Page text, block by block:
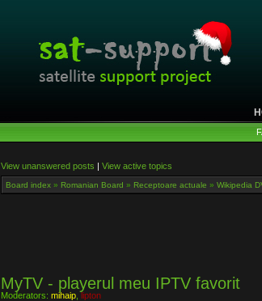
View unanswered posts | View active topics
Board index » Romanian Board » Receptoare actuale » Wikipedia
MyTV - playerul meu IPTV favorit
Moderators: mihaip ,lipton